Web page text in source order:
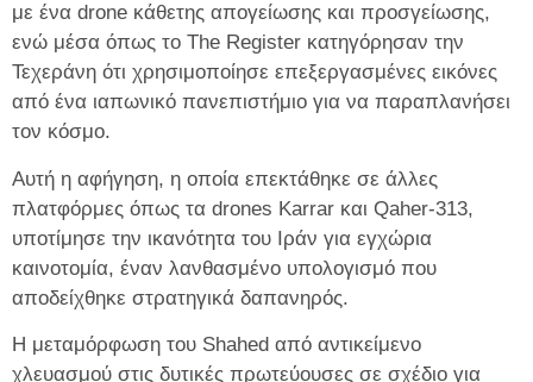
με ένα drone κάθετης απογείωσης και προσγείωσης,
ενώ μέσα όπως το The Register κατηγόρησαν την
Τεχεράνη ότι χρησιμοποίησε επεξεργασμένες εικόνες
από ένα ιαπωνικό πανεπιστήμιο για να παραπλανήσει
τον κόσμο.
Αυτή η αφήγηση, η οποία επεκτάθηκε σε άλλες
πλατφόρμες όπως τα drones Karrar και Qaher-313,
υποτίμησε την ικανότητα του Ιράν για εγχώρια
καινοτομία, έναν λανθασμένο υπολογισμό που
αποδείχθηκε στρατηγικά δαπανηρός.
Η μεταμόρφωση του Shahed από αντικείμενο
χλευασμού στις δυτικές πρωτεύουσες σε σχέδιο για